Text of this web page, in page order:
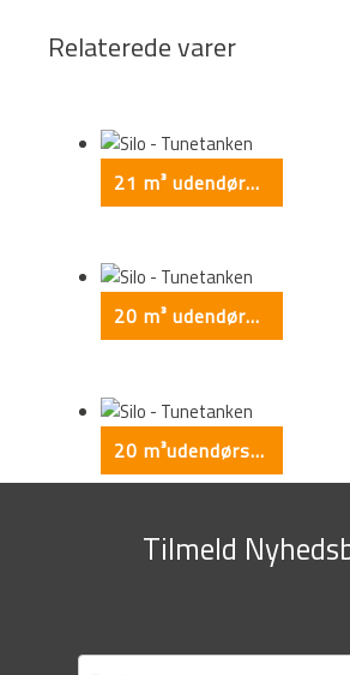
Relaterede varer
21 m³ udendørs silo
20 m³ udendørs silo
20 m³udendørs silo
Tilmeld